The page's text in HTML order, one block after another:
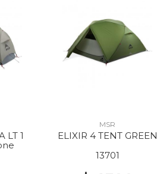
LT 1
MSR
ELIXIR 4 TENT GREEN
13701